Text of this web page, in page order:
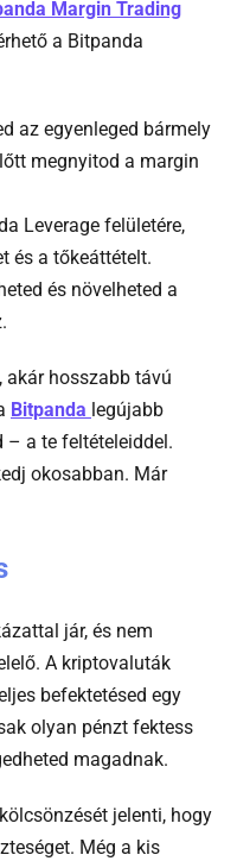
Margin Trading-
15871
a Bitpanda
az egyenleged bármely
megnyitod a margin
Leverage felületére,
és a tőkeáttételt.
és növelheted a
akár hosszabb távú
Bitpanda -
Kriptotarca
bitpanda
legújabb
– a te feltételeiddel.
okosabban. Már
jár, és nem
A kriptovaluták
befektetésed egy
olyan pénzt fektess
magadnak.
jelenti, hogy
Még a kis